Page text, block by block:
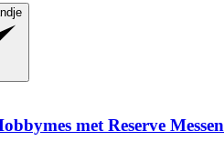
met Reserve Messen